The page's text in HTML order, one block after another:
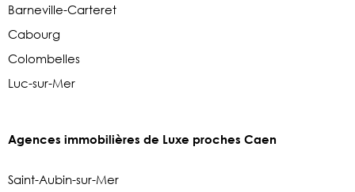
Barneville-Carteret
Cabourg
Colombelles
Luc-sur-Mer
Agences immobilières de Luxe proches Caen
Saint-Aubin-sur-Mer